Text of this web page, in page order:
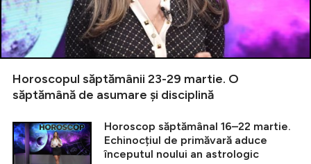
Horoscopul săptămânii 23-29 martie. O
săptămână de asumare și disciplină
Horoscop săptămânal 16–22 martie.
Echinocțiul de primăvară aduce
începutul noului an astrologic